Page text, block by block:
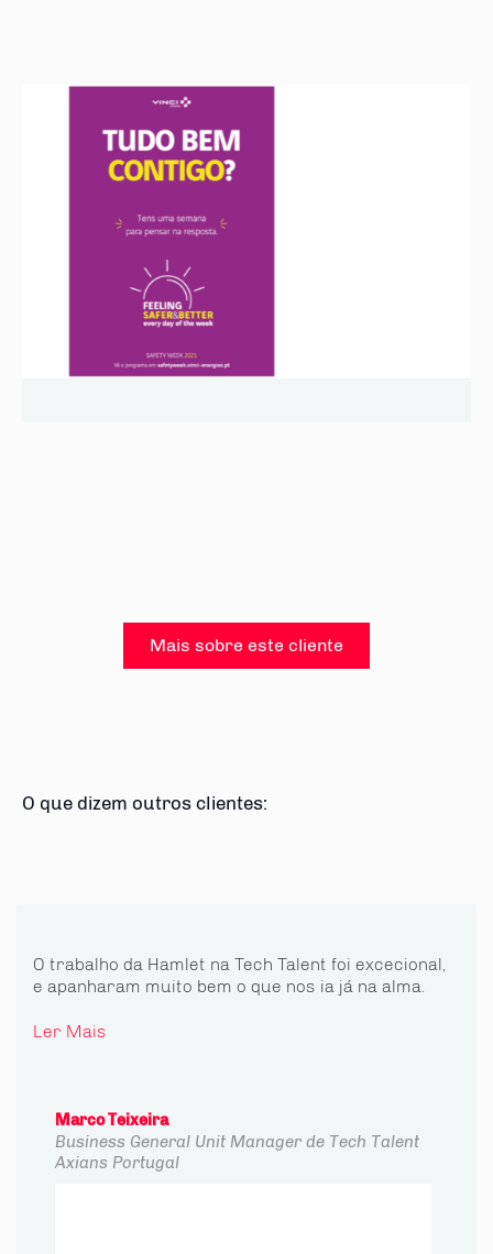
Mais sobre este cliente
O que dizem outros clientes:
O trabalho da Hamlet na Tech Talent foi excecional,
e apanharam muito bem o que nos ia já na alma.
Ler Mais
Marco Teixeira
Business General Unit Manager de Tech Talent
Axians Portugal